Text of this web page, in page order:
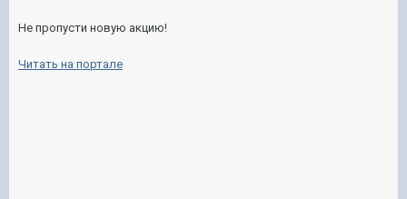
Не пропусти новую акцию!
Читать на портале